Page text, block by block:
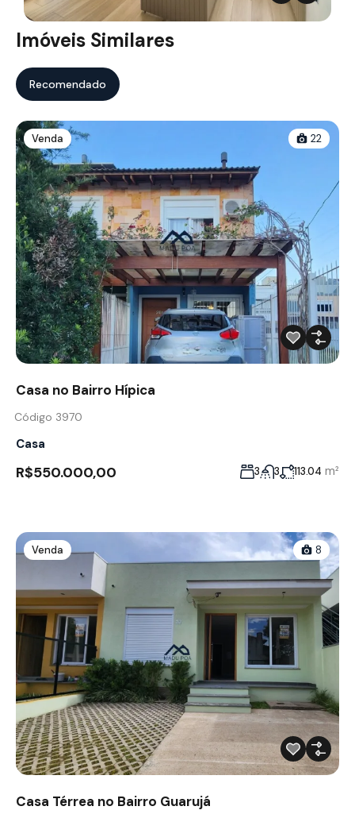
Imóveis Similares
Recomendado
Venda 22
Casa no Bairro Hípica
Código 3970
Casa
R$550.000,00 3 3 113.04 m²
Venda 8
Casa Térrea no Bairro Guarujá